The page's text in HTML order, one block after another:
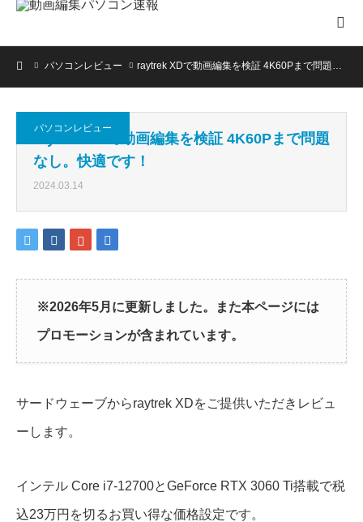
ホームパソコンレビュー raytrek XDで動画編集を検証 4K60Pまで問題…
パソコンレビュー
raytrek XDで動画編集を検証 4K60Pまで問題
なし。快適です！
2024.03.14
※2026年5月に更新しました。また本ページには
プロモーションが含まれています。
サードウェーブからraytrek XDをご提供いただきレビュ
ーします。
インテル Core i7-12700とGeForce RTX 3060 Ti搭載で税
込23万円を切るお買い得な価格設定です。